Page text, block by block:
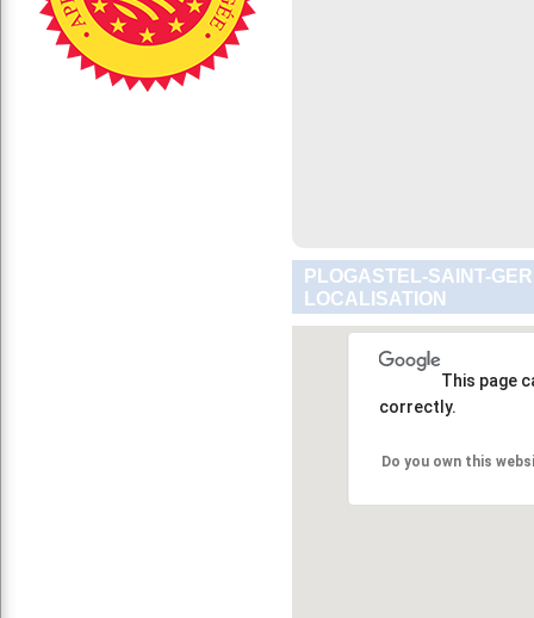
PLOGASTEL-SAINT-
LOCALISATION
This page
correctly.
Do you own this